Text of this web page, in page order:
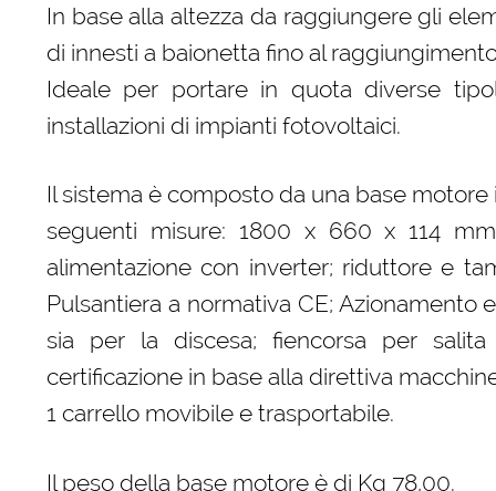
In base alla altezza da raggiungere gli
di innesti a baionetta fino al
Ideale per portare in quota diverse
installazioni di impianti fotovoltaici.
Il sistema è composto da una base
seguenti misure: 1800 x 660 x 114
alimentazione con inverter; riduttore e
Pulsantiera a normativa CE;
sia per la discesa; fiencorsa per
certificazione in base alla direttiva
1 carrello movibile e trasportabile.
Il peso della base motore è di Kg 78,00.